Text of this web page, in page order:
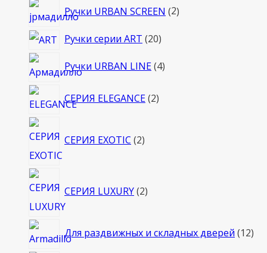
Ручки URBAN SCREEN 22
Ручки серии ART 2020
Ручки URBAN LINE 44
СЕРИЯ ELEGANCE 22
СЕРИЯ EXOTIC 2товара
СЕРИЯ LUXURY 2товара
Для раздвижных и складных дверей 1212